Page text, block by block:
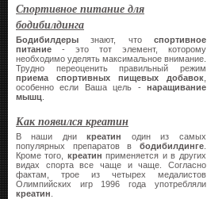
Спортивное питание для
бодибилдинга
Бодибилдеры знают, что спортивное
питание - это тот элемент, которому
необходимо уделять максимальное внимание.
Трудно переоценить правильный режим
приема спортивных пищевых добавок
особенно если Ваша цель - наращивание
мышц
Как появился креатин
В наши дникреатин
один из самых
популярных препаратов в бодибилдинге
Кроме того, креатин применяется и в других
видах спорта все чаще и чаще. Согласно
фактам, трое из четырех медалистов
Олимпийских игр 1996 года употребляли
креатин